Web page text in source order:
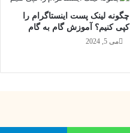
چگونه لینک پست اینستاگرام را
کپی کنیم؟ آموزش گام به گام
می 5, 2024